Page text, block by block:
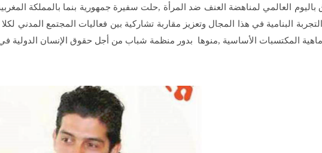
البنامية في هذا المجال وتعزيز مقاربة تشاركية بين فعاليات المجتمع
المكتسبات الأساسية ,منوها بدور منظمة شباب من أجل حقوق الإنسان الدولية في